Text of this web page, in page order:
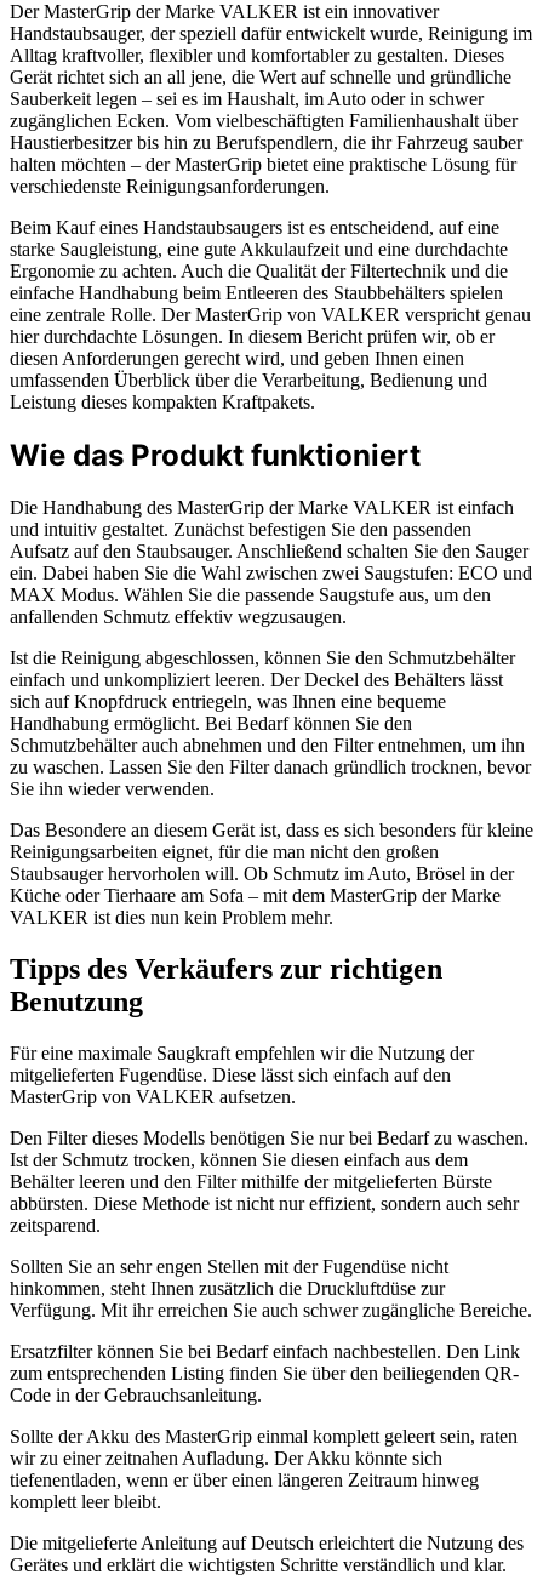
Der MasterGrip der Marke VALKER ist ein innovativer
Handstaubsauger, der speziell dafür entwickelt wurde, Reinigung im
Alltag kraftvoller, flexibler und komfortabler zu gestalten. Dieses
Gerät richtet sich an all jene, die Wert auf schnelle und gründliche
Sauberkeit legen – sei es im Haushalt, im Auto oder in schwer
zugänglichen Ecken. Vom vielbeschäftigten Familienhaushalt über
Haustierbesitzer bis hin zu Berufspendlern, die ihr Fahrzeug sauber
halten möchten – der MasterGrip bietet eine praktische Lösung für
verschiedenste Reinigungsanforderungen.
Beim Kauf eines Handstaubsaugers ist es entscheidend, auf eine
starke Saugleistung, eine gute Akkulaufzeit und eine durchdachte
Ergonomie zu achten. Auch die Qualität der Filtertechnik und die
einfache Handhabung beim Entleeren des Staubbehälters spielen
eine zentrale Rolle. Der MasterGrip von VALKER verspricht genau
hier durchdachte Lösungen. In diesem Bericht prüfen wir, ob er
diesen Anforderungen gerecht wird, und geben Ihnen einen
umfassenden Überblick über die Verarbeitung, Bedienung und
Leistung dieses kompakten Kraftpakets.
Wie das Produkt funktioniert
Die Handhabung des MasterGrip der Marke VALKER ist einfach
und intuitiv gestaltet. Zunächst befestigen Sie den passenden
Aufsatz auf den Staubsauger. Anschließend schalten Sie den Sauger
ein. Dabei haben Sie die Wahl zwischen zwei Saugstufen: ECO und
MAX Modus. Wählen Sie die passende Saugstufe aus, um den
anfallenden Schmutz effektiv wegzusaugen.
Ist die Reinigung abgeschlossen, können Sie den Schmutzbehälter
einfach und unkompliziert leeren. Der Deckel des Behälters lässt
sich auf Knopfdruck entriegeln, was Ihnen eine bequeme
Handhabung ermöglicht. Bei Bedarf können Sie den
Schmutzbehälter auch abnehmen und den Filter entnehmen, um ihn
zu waschen. Lassen Sie den Filter danach gründlich trocknen, bevor
Sie ihn wieder verwenden.
Das Besondere an diesem Gerät ist, dass es sich besonders für kleine
Reinigungsarbeiten eignet, für die man nicht den großen
Staubsauger hervorholen will. Ob Schmutz im Auto, Brösel in der
Küche oder Tierhaare am Sofa – mit dem MasterGrip der Marke
VALKER ist dies nun kein Problem mehr.
Tipps des Verkäufers zur richtigen
Benutzung
Für eine maximale Saugkraft empfehlen wir die Nutzung der
mitgelieferten Fugendüse. Diese lässt sich einfach auf den
MasterGrip von VALKER aufsetzen.
Den Filter dieses Modells benötigen Sie nur bei Bedarf zu waschen.
Ist der Schmutz trocken, können Sie diesen einfach aus dem
Behälter leeren und den Filter mithilfe der mitgelieferten Bürste
abbürsten. Diese Methode ist nicht nur effizient, sondern auch sehr
zeitsparend.
Sollten Sie an sehr engen Stellen mit der Fugendüse nicht
hinkommen, steht Ihnen zusätzlich die Druckluftdüse zur
Verfügung. Mit ihr erreichen Sie auch schwer zugängliche Bereiche.
Ersatzfilter können Sie bei Bedarf einfach nachbestellen. Den Link
zum entsprechenden Listing finden Sie über den beiliegenden QR-
Code in der Gebrauchsanleitung.
Sollte der Akku des MasterGrip einmal komplett geleert sein, raten
wir zu einer zeitnahen Aufladung. Der Akku könnte sich
tiefenentladen, wenn er über einen längeren Zeitraum hinweg
komplett leer bleibt.
Die mitgelieferte Anleitung auf Deutsch erleichtert die Nutzung des
Gerätes und erklärt die wichtigsten Schritte verständlich und klar.